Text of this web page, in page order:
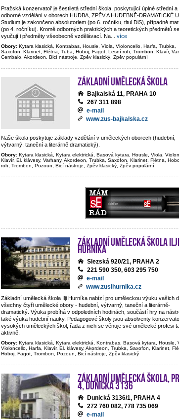
Pražská konzervatoř je šestiletá střední škola, poskytující úplné střední
odborné vzdělání v oborech HUDBA, ZPĚV A HUDEBNĚ-DRAMATICKÉ
Studium je zakončeno absolutoriem (po 6. ročníku, titul DiS), případně
(po 4. ročníku). Kromě odborných praktických a teoretických předmětů se
vyučují i předměty všeobecně vzdělávací. Na
více
Obory: Kytara klasická, Kontrabas, Housle, Viola, Violoncello, Harfa, Trubka,
Saxofon, Klarinet, Flétna, Tuba, Hoboj, Fagot, Lesní roh, Trombon, Klavír,
Cembalo, Akordeon, Bicí nástroje, Zpěv klasický, Zpěv populární
Základní umělecká škola
Bajkalská 11, PRAHA 10
267 311 898
e-mail
www.zus-bajkalska.cz
Naše škola poskytuje základy vzdělání v uměleckých oborech (hudební,
výtvarný, taneční a literárně dramatický).
Obory: Kytara klasická, Kytara elektrická, Basová kytara, Housle, Viola,
Klavír, El. klávesy, Varhany, Akordeon, Trubka, Saxofon, Klarinet, Flétna,
roh, Trombon, Pozoun, Bicí nástroje, Zpěv klasický, Zpěv populární
Základní umělecká škola Ilji
Hurníka
Slezská 920/21, PRAHA 2
221 590 350, 603 295 750
e-mail
www.zusihurnika.cz
Základní umělecká škola Ilji Hurníka nabízí pro uměleckou výuku vašich
všechny čtyři umělecké obory - hudební, výtvarný, taneční a literárně-
dramatický. Výuka probíhá v odpoledních hodinách, součástí hry na
také výuka hudební nauky. Pedagogové školy jsou absolventy
vysokých uměleckých škol, řada z nich se věnuje své umělecké profesi
aktivně.
Obory: Kytara klasická, Kytara elektrická, Kontrabas, Basová kytara, Housle,
Violoncello, Harfa, Klavír, El. klávesy, Akordeon, Trubka, Saxofon, Klarinet,
Hoboj, Fagot, Trombon, Pozoun, Bicí nástroje, Zpěv klasický
Základní umělecká škola,
4, Dunická 3136
Dunická 3136/1, PRAHA 4
272 760 082, 778 735 069
e-mail